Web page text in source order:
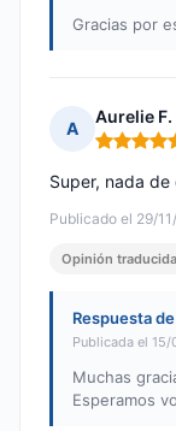
Gracias por
A
Aurelie F.
Nota: 5 de
Publicado el 29/
Super, nada
Opinión traducida
Respuesta
Publicada el
Muchas
Esperamos